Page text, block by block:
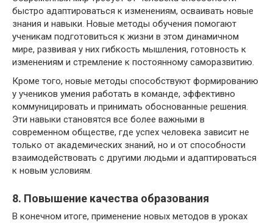
быстро адаптироваться к изменениям, осваивать новые
знания и навыки. Новые методы обучения помогают
ученикам подготовиться к жизни в этом динамичном
мире, развивая у них гибкость мышления, готовность к
изменениям и стремление к постоянному саморазвитию.
Кроме того, новые методы способствуют формированию
у учеников умения работать в команде, эффективно
коммуницировать и принимать обоснованные решения.
Эти навыки становятся все более важными в
современном обществе, где успех человека зависит не
только от академических знаний, но и от способности
взаимодействовать с другими людьми и адаптироваться
к новым условиям.
8. Повышение качества образования
В конечном итоге, применение новых методов в уроках